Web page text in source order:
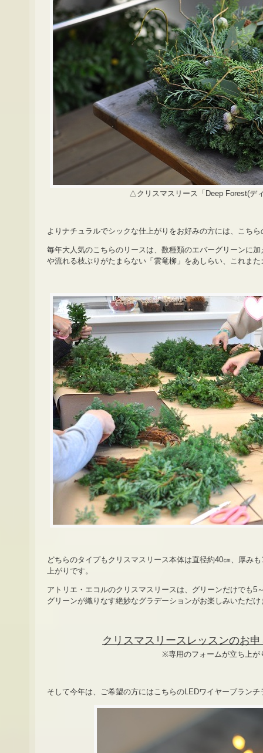
△クリスマスリース「Deep Forest(デ
よりナチュラルでシックな仕上がりをお好みの方には、こち
毎年大人気のこちらのリースは、数種類のエバーグリーンに
や流れる枝ぶりがたまらない「雲竜柳」をあしらい、これま
どちらのタイプもクリスマスリース本体は直径約40㎝、厚み
上がりです。
アトリエ・エコルのクリスマスリースは、グリーンだけでも5
グリーンが織りなす絶妙なグラデーションがお楽しみいただけ
クリスマスリースレッスンのお
※専用のフォームが立ち上
そして今年は、ご希望の方にはこちらのLEDワイヤーブラン